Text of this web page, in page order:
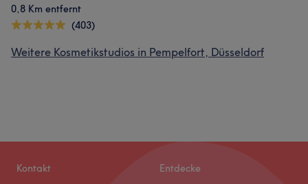
0,8 Km entfernt
(403)
Weitere Kosmetikstudios in Pempelfort, Düsseldorf
Kontakt Entdecke